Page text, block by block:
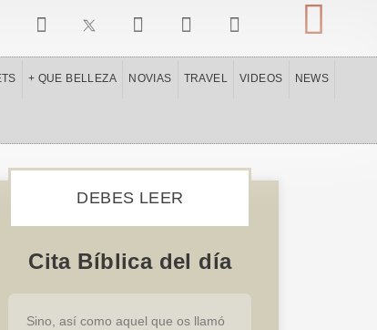
I
n
s
t
m
F
a
c
e
Y
o
u
t
P
i
n
t
+ QUE BELLEZA NOVIAS TRAVEL VIDEOS NEWS
DEBES LEER
Cita Bíblica del día
Sino, así como aquel que os llamó